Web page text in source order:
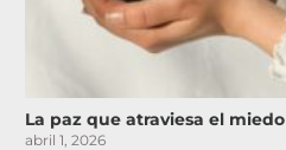
La paz que atraviesa el miedo
abril 1, 2026